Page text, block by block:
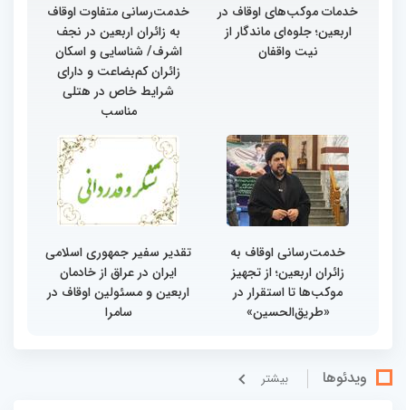
خدمات موکب‌های اوقاف در
اربعین؛ جلوه‌ای ماندگار از
نیت واقفان
خدمت‌رسانی متفاوت اوقاف
به زائران اربعین در نجف
اشرف/ شناسایی و اسکان
زائران کم‌بضاعت و دارای
شرایط خاص در هتلی
مناسب
خدمت‌رسانی اوقاف به
زائران اربعین؛ از تجهیز
موکب‌ها تا استقرار در
«طریق‌الحسین»
تقدیر سفیر جمهوری اسلامی
ایران در عراق از خادمان
اربعین و مسئولین اوقاف در
سامرا
ویدئوها بيشتر